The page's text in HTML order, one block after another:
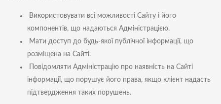
Використовувати всі можливості Сайту і його
компонентів, що надаються Адміністрацією.
Мати доступ до будь-якої публічної інформації, що
розміщена на Сайті.
Повідомляти Адміністрацію про наявність на Сайті
інформації, що порушує його права, якщо клієнт надасть
підтвердження таких порушень.